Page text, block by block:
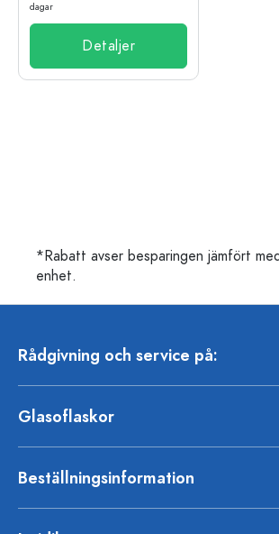
dagar
Detaljer
*Rabatt avser besparingen jämfört
enhet.
Rådgivning och service på:
Glasoflaskor
Beställningsinformation